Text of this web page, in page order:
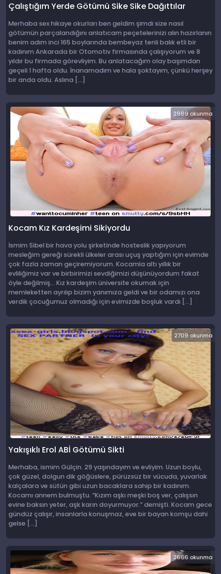
Çalıştığım Yerde Götümü Sike Sike Dağıttılar
Merhaba sex hikaye okurları ben geldim şimdi size nasıl
götümün parçalandığını anlatıcam peçetelerinizi alın hazırlanın
benim adım inci 165 boylarında bembeyaz tenli balık etli bir
kadınım Ankarada bir Otomotiv firmasında çalışıyorum ve 8
yıldır bu firmada görevliyim. Bu anlatacağım olay başımdan
geçeli 1 hafta oldu. İnanamadım ve hala şoktayım, çünkü herşey
bir anda oldu. Aslına […]
2989 okunma
Kocam Kız Kardeşimi Sikiyordu
İsmim Sibel bir hava yolu şirketinde hosteslik yapıyorum
mesleğim gereği sürekli ülkeler arası uçuş yaptığım için evimde
çok fazla zaman geçiremiyorum. Kocamla altı yıllık bir
evliliğimiz var ve birbirimizi sevdiğimizi düşünüyordum fakat
öyle değilmiş… Kız kardeşim üniversite okumak için
memleketten ayrılıp bizim yanımıza geldi ve bir odamızı ona
verdik çocuğumuz olmadığı için evimizde boşluk vardı […]
2709 okunma
Yakışıklı Erol ABİ Götümü Sikti
Merhaba, ismim Gülçin. 29 yaşındayım ve evliyim. Uzun boylu,
çok güzel, dolgun dik göğüslere, pürüzsüz bir vücuda, yuvarlak
kalçalara ve sütün gibi uzun bacaklara sahip bir kadınım.
Kocamı annem bulmuştu. “Kızım aşkı meşki boş ver, çalışsın
evine baksın yeter, aşk karın doyurmuyor.” demişti. Kocam gece
gündüz çalışır, insanlarla konuşmaz, eve bir bayan komşu dahi
gelse […]
2666 okunma